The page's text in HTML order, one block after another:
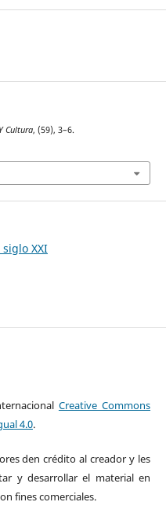
Cultura, (59), 3–6.
XXI
Creative Commons
4.0.
den crédito al creador y les
y desarrollar el material en
fines comerciales.